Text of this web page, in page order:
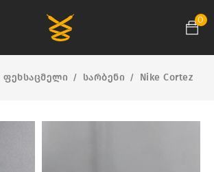
0
ფეხსაცმელი / სარბენი / Nike Cortez